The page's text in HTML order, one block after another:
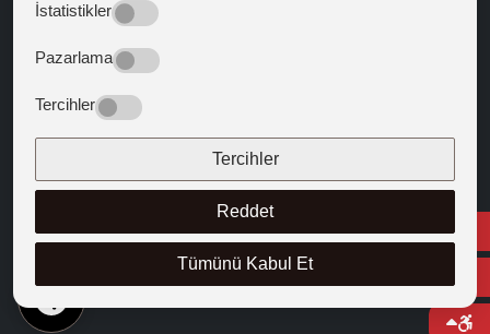
Batıya Yön Veren Metinler
İstatistikler
Pazarlama
Tercihler
Tercihler
Reddet
Tümünü Kabul Et